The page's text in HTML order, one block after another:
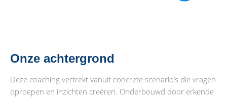
Onze achtergrond
Deze coaching vertrekt vanuit concrete scenario’s die vragen
oproepen en inzichten creëren. Onderbouwd door erkende